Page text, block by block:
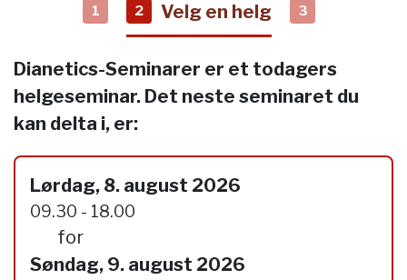
1 2 Velg en helg 3
Dianetics-Seminarer er et todagers
helgeseminar. Det neste seminaret du
kan delta i, er:
Lørdag, 8. august 2026
09.30 - 18.00
for
Søndag, 9. august 2026